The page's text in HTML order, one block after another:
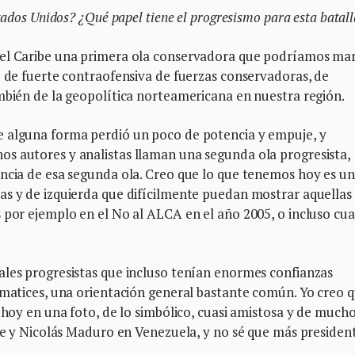
Unidos? ¿Qué papel tiene el progresismo para esta
Caribe una primera ola conservadora que podríamos
fuerte contraofensiva de fuerzas conservadoras, de
de la geopolítica norteamericana en nuestra región.
alguna forma perdió un poco de potencia y empuje, y
autores y analistas llaman una segunda ola progresista,
de esa segunda ola. Creo que lo que tenemos hoy es
y de izquierda que difícilmente puedan mostrar aquellas
ejemplo en el No al ALCA en el año 2005, o incluso
progresistas que incluso tenían enormes confianzas
una orientación general bastante común. Yo creo
en una foto, de lo simbólico, cuasi amistosa y de
Nicolás Maduro en Venezuela, y no sé que más